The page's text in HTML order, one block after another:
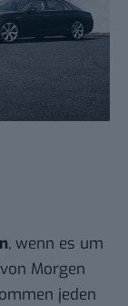
, wenn es um
Morgen
jeden